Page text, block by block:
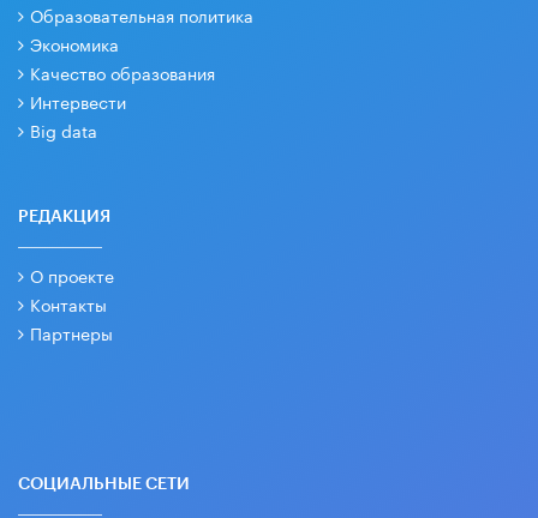
Образовательная политика
Экономика
Качество образования
Интервести
Big data
РЕДАКЦИЯ
О проекте
Контакты
Партнеры
СОЦИАЛЬНЫЕ СЕТИ